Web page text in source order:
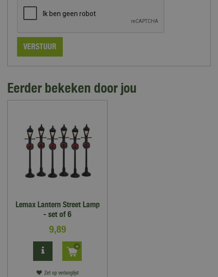
Eerder bekeken door jou
Lemax Lantern Street Lamp
- set of 6
9,89
Zet op verlanglijst